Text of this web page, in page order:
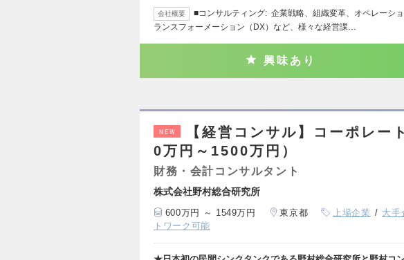
会社概要
■コンサルティング: 企業戦略、組織変革、オペレーシ
ランスフォーメーション（DX）など、様々な経営課…
興味あり
NEW
【経営コンサル】コーポレー
0万円～1500万円）
財務・会計コンサルタント
株式会社野村総合研究所
600万円 ～ 1549万円 東京都 上場企業 大手
トワーク可能